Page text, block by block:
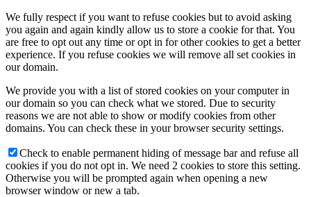
We fully respect if you want to refuse cookies but to avoid asking
you again and again kindly allow us to store a cookie for that. You
are free to opt out any time or opt in for other cookies to get a better
experience. If you refuse cookies we will remove all set cookies in
our domain.
We provide you with a list of stored cookies on your computer in
our domain so you can check what we stored. Due to security
reasons we are not able to show or modify cookies from other
domains. You can check these in your browser security settings.
Check to enable permanent hiding of message bar and refuse all
cookies if you do not opt in. We need 2 cookies to store this setting.
Otherwise you will be prompted again when opening a new
browser window or new a tab.